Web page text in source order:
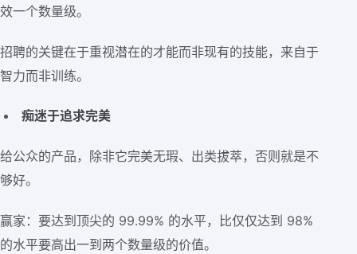
效一个数量级。
招聘的关键在于重视潜在的才能而非现有的技能，来自于
智力而非训练。
痴迷于追求完美
给公众的产品，除非它完美无瑕、出类拔萃，否则就是不
够好。
赢家：要达到顶尖的 99.99% 的水平，比仅仅达到 98%
的水平要高出一到两个数量级的价值。